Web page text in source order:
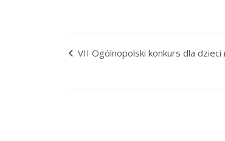
VII Ogólnopolski konkurs dla